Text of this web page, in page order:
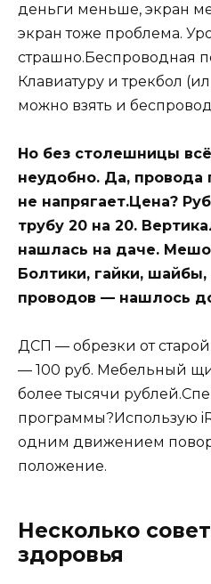
деньги меньше, экран
экран тоже проблема.
страшно.Беспроводная
Клавиатуру и трекбол
можно взять и
Но без столешницы
неудобно. Да, провода
не напрягает.Цена?
трубу 20 на 20.
нашлась на даче.
Болтики, гайки,
проводов — нашлось
ДСП — обрезки от
— 100 руб. Мебельный
более тысячи
программы?Использую
одним движением
положение.
Несколько
здоровья